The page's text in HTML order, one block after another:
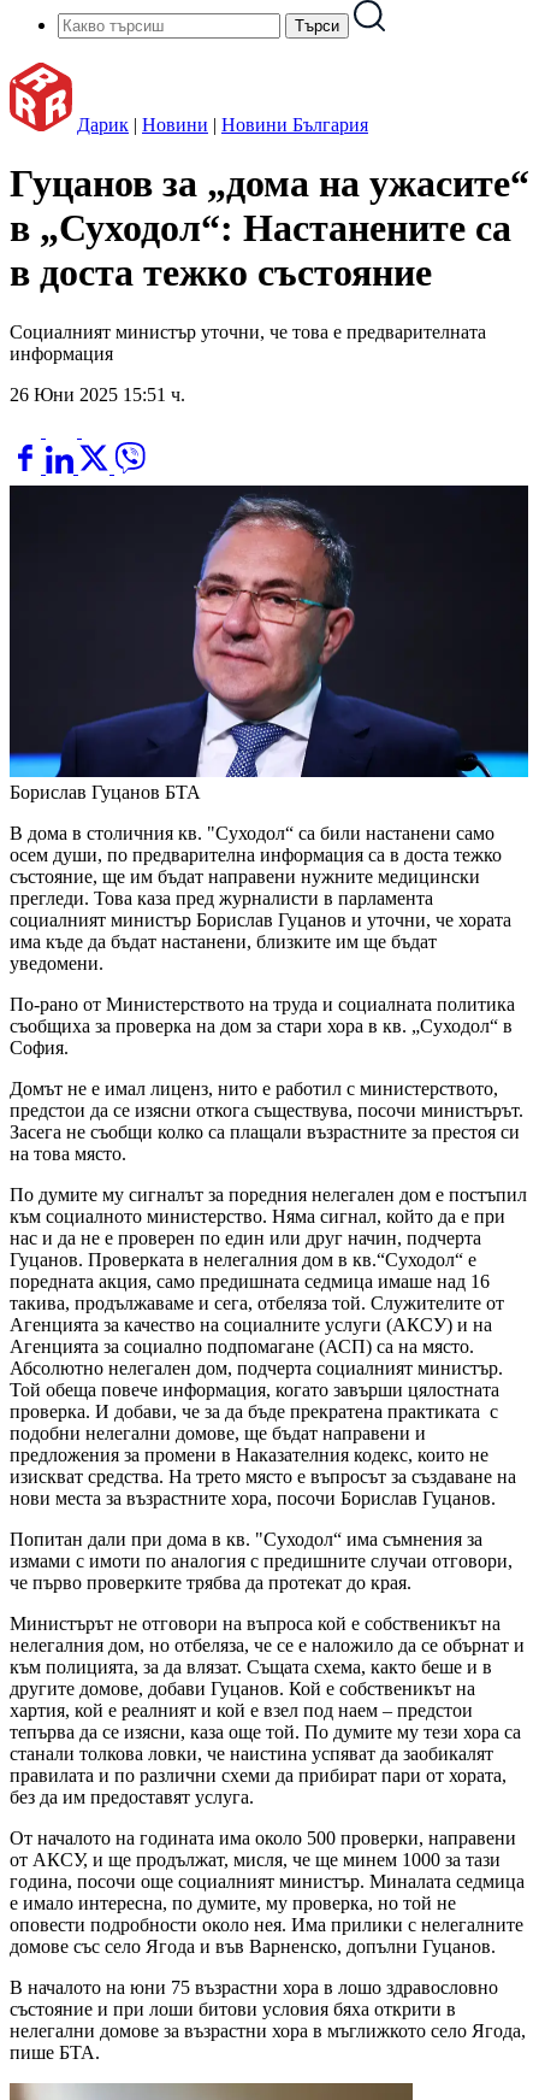
Дарик | Новини | Новини България
Гуцанов за „дома на ужасите“
в „Суходол“: Настанените са
в доста тежко състояние
Социалният министър уточни, че това е предварителната
информация
26 Юни 2025 15:51 ч.
Борислав Гуцанов БТА
В дома в столичния кв. "Суходол“ са били настанени само
осем души, по предварителна информация са в доста тежко
състояние, ще им бъдат направени нужните медицински
прегледи. Това каза пред журналисти в парламента
социалният министър Борислав Гуцанов и уточни, че хората
има къде да бъдат настанени, близките им ще бъдат
уведомени.
По-рано от Министерството на труда и социалната политика
съобщиха за проверка на дом за стари хора в кв. „Суходол“ в
София.
Домът не е имал лиценз, нито е работил с министерството,
предстои да се изясни откога съществува, посочи министърът.
Засега не съобщи колко са плащали възрастните за престоя си
на това място.
По думите му сигналът за поредния нелегален дом е постъпил
към социалното министерство. Няма сигнал, който да е при
нас и да не е проверен по един или друг начин, подчерта
Гуцанов. Проверката в нелегалния дом в кв.“Суходол“ е
поредната акция, само предишната седмица имаше над 16
такива, продължаваме и сега, отбеляза той. Служителите от
Агенцията за качество на социалните услуги (АКСУ) и на
Агенцията за социално подпомагане (АСП) са на място.
Абсолютно нелегален дом, подчерта социалният министър.
Той обеща повече информация, когато завърши цялостната
проверка. И добави, че за да бъде прекратена практиката с
подобни нелегални домове, ще бъдат направени и
предложения за промени в Наказателния кодекс, които не
изискват средства. На трето място е въпросът за създаване на
нови места за възрастните хора, посочи Борислав Гуцанов.
Попитан дали при дома в кв. "Суходол“ има съмнения за
измами с имоти по аналогия с предишните случаи отговори,
че първо проверките трябва да протекат до края.
Министърът не отговори на въпроса кой е собственикът на
нелегалния дом, но отбеляза, че се е наложило да се обърнат и
към полицията, за да влязат. Същата схема, както беше и в
другите домове, добави Гуцанов. Кой е собственикът на
хартия, кой е реалният и кой е взел под наем – предстои
тепърва да се изясни, каза още той. По думите му тези хора са
станали толкова ловки, че наистина успяват да заобикалят
правилата и по различни схеми да прибират пари от хората,
без да им предоставят услуга.
От началото на годината има около 500 проверки, направени
от АКСУ, и ще продължат, мисля, че ще минем 1000 за тази
година, посочи още социалният министър. Миналата седмица
е имало интересна, по думите, му проверка, но той не
оповести подробности около нея. Има прилики с нелегалните
домове със село Ягода и във Варненско, допълни Гуцанов.
В началото на юни 75 възрастни хора в лошо здравословно
състояние и при лоши битови условия бяха открити в
нелегални домове за възрастни хора в мъглижкото село Ягода,
пише БТА.